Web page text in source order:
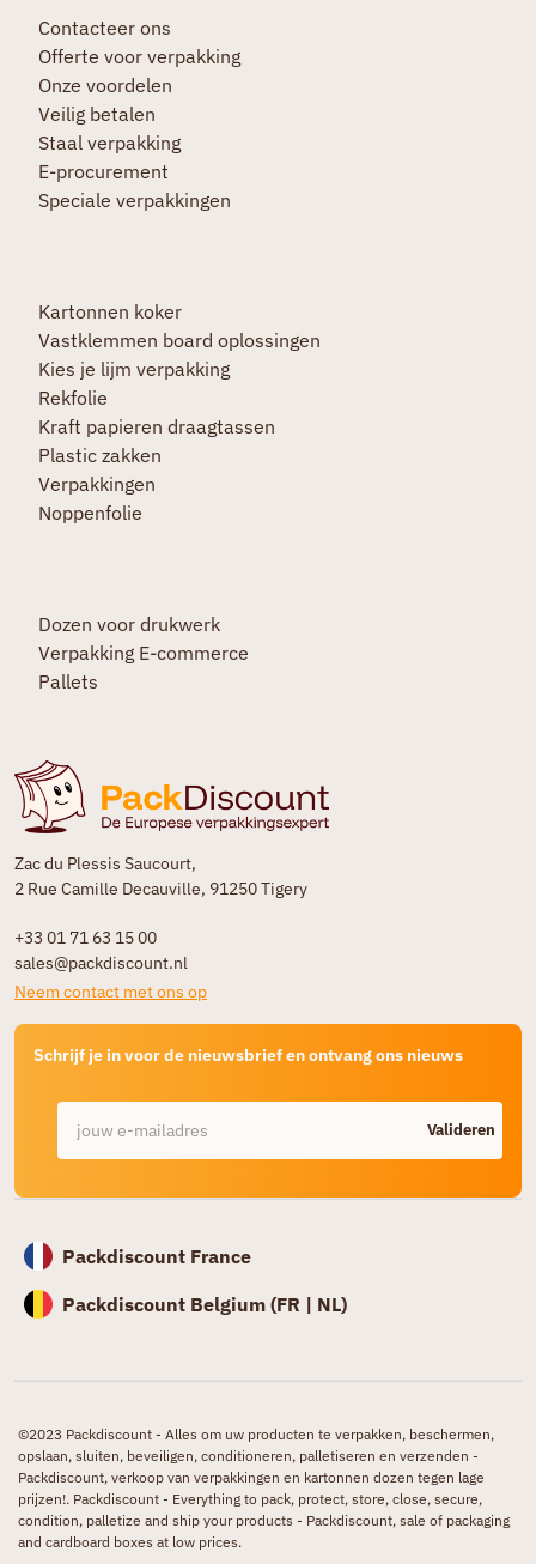
Zac du Plessis Saucourt,
2 Rue Camille Decauville, 91250 Tigery
+33 01 71 63 15 00
sales@packdiscount.nl
Neem contact met ons op
Schrijf je in voor de nieuwsbrief en ontvang ons nieuws
Valideren
Contacteer ons
Offerte voor verpakking
Onze voordelen
Veilig betalen
Staal verpakking
E-procurement
Speciale verpakkingen
Kartonnen koker
Vastklemmen board oplossingen
Kies je lijm verpakking
Rekfolie
Kraft papieren draagtassen
Plastic zakken
Verpakkingen
Noppenfolie
Dozen voor drukwerk
Verpakking E-commerce
Pallets
Packdiscount France
Packdiscount Belgium (FR | NL)
©2023 Packdiscount - Alles om uw producten te verpakken, beschermen,
opslaan, sluiten, beveiligen, conditioneren, palletiseren en verzenden -
Packdiscount, verkoop van verpakkingen en kartonnen dozen tegen lage
prijzen!. Packdiscount - Everything to pack, protect, store, close, secure,
condition, palletize and ship your products - Packdiscount, sale of packaging
and cardboard boxes at low prices.